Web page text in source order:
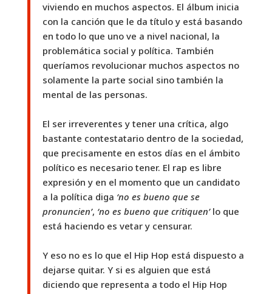
viviendo en muchos aspectos. El álbum inicia
con la canción que le da título y está basando
en todo lo que uno ve a nivel nacional, la
problemática social y política. También
queríamos revolucionar muchos aspectos no
solamente la parte social sino también la
mental de las personas.
El ser irreverentes y tener una crítica, algo
bastante contestatario dentro de la sociedad,
que precisamente en estos días en el ámbito
político es necesario tener. El rap es libre
expresión y en el momento que un candidato
a la política diga ‘no es bueno que se
pronuncien’, ‘no es bueno que critiquen’lo que
está haciendo es vetar y censurar.
Y eso no es lo que el Hip Hop está dispuesto a
dejarse quitar. Y si es alguien que está
diciendo que representa a todo el Hip Hop